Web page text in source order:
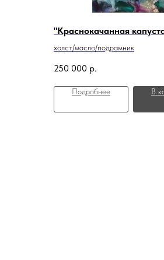
"Краснокачанная
холст/масло/подрамник
250 000 р.
Подробнее В